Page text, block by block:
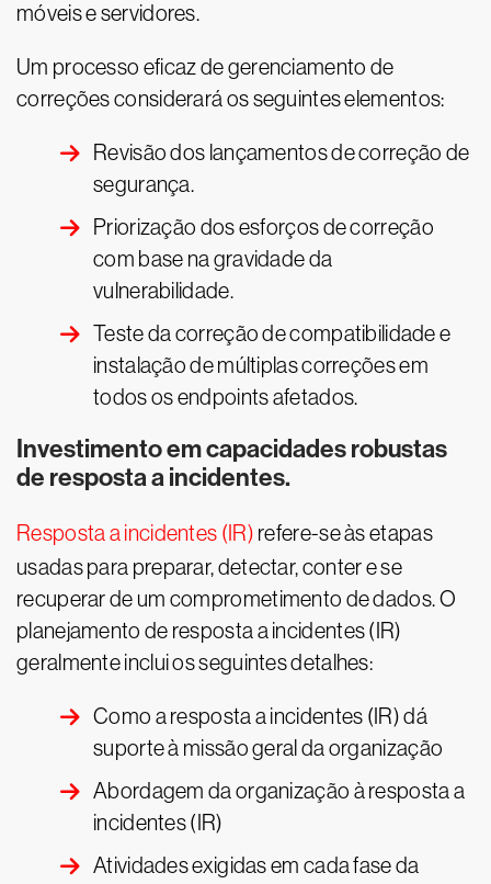
móveis e servidores.
Um processo eficaz de gerenciamento de
correções considerará os seguintes elementos:
Revisão dos lançamentos de correção de
segurança.
Priorização dos esforços de correção
com base na gravidade da
vulnerabilidade.
Teste da correção de compatibilidade e
instalação de múltiplas correções em
todos os endpoints afetados.
Investimento em capacidades robustas
de resposta a incidentes.
Resposta a incidentes (IR) refere-se às etapas
usadas para preparar, detectar, conter e se
recuperar de um comprometimento de dados. O
planejamento de resposta a incidentes (IR)
geralmente inclui os seguintes detalhes:
Como a resposta a incidentes (IR) dá
suporte à missão geral da organização
Abordagem da organização à resposta a
incidentes (IR)
Atividades exigidas em cada fase da